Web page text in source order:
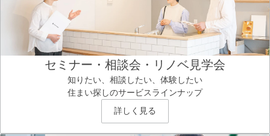
セミナー・相談会・リノベ見学会
知りたい、相談したい、体験したい
住まい探しのサービスラインナップ
詳しく見る